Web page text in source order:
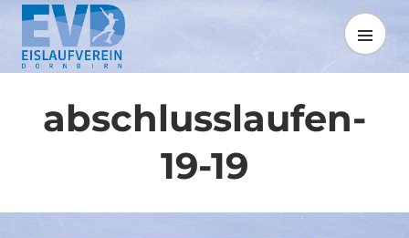
Springe
zum
Inhalt
MENÜ
abschlusslaufen-
19-19